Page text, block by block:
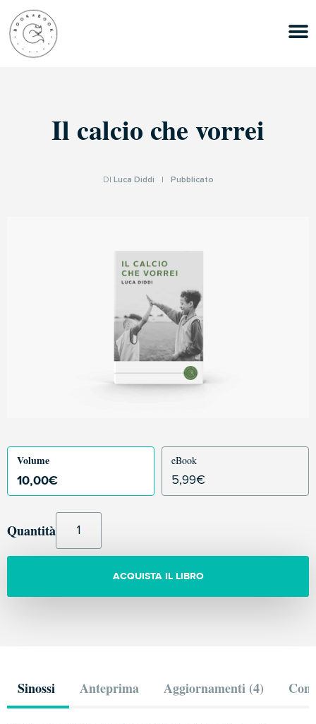
Il calcio che vorrei
DI Luca Diddi Pubblicato
Volume
10,00€
eBook
5,99€
Quantità
ACQUISTA IL LIBRO
Sinossi Anteprima Aggiornamenti (4)